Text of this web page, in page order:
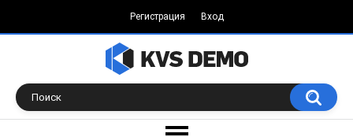
Регистрация Вход